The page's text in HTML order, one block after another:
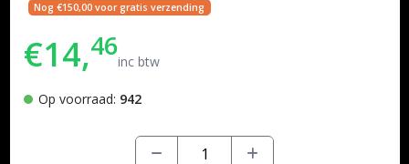
Nog €150,00 voor gratis verzending
€14,46inc btw
Op voorraad: 942